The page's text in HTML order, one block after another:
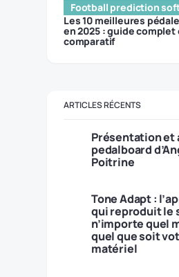
Football prediction
Les 10 meilleures
en 2025 : guide complet
comparatif
ARTICLES RÉCENTS
Présentation et
pedalboard
Poitrine
Tone Adapt :
qui reproduit le
n’importe quel
quel que soit
matériel